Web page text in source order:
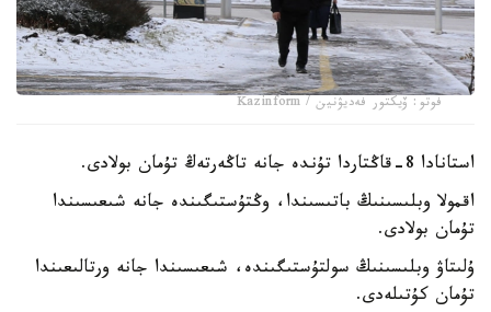
فوتو: ۆيكتور فەديۋنين / Kazinform
استانادا 8-قاڭتاردا تۇندە جانە تاڭەرتەڭ تۇمان بولادى.
اقمولا وبلىسىنىڭ باتىسىندا، وڭتۇستىگىندە جانە شىعىسىندا
تۇمان بولادى.
ۇلىتاۋ وبلىسىنىڭ سولتۇستىگىندە، شىعىسىندا جانە ورتالىعىندا
تۇمان كۇتىلەدى.